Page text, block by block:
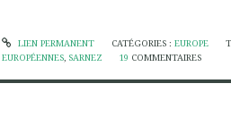
LIEN PERMANENT CATÉGORIES : EUROPE
EUROPÉENNES, SARNEZ 19 COMMENTAIRES